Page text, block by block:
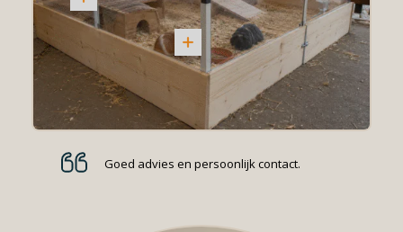
Goed advies en persoonlijk contact.